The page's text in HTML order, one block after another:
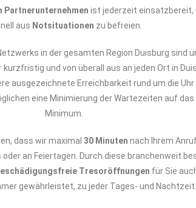
Partnerunternehmen ist jederzeit einsatzbereit,
aus Notsituationen zu befreien.
in der gesamten Region Duisburg sind
kurzfristig und von überall aus an jeden Ort in
ausgezeichnete Erreichbarkeit rund um die
eine Minimierung der Wartezeiten auf
Minimum.
dass wir maximal 30 Minuten nach Ihrem
an Feiertagen. Durch diese branchenweit
Tresoröffnungen für Sie
gewährleistet, zu jeder Tages- und Nachtzeit.